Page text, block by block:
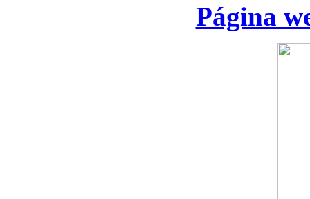
Página